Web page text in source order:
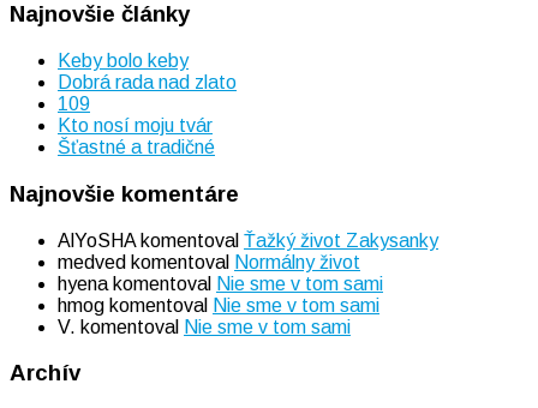
Najnovšie články
Keby bolo keby
Dobrá rada nad zlato
109
Kto nosí moju tvár
Šťastné a tradičné
Najnovšie komentáre
AlYoSHAkomentoval Ťažký život Zakysanky
medved komentoval Normálny život
hyena komentoval Nie sme v tom sami
hmog komentoval Nie sme v tom sami
V. komentoval Nie sme v tom sami
Archív